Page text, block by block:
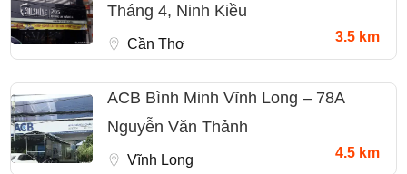
Tháng 4, Ninh Kiều
Cần Thơ 3.5 km
ACB Bình Minh Vĩnh Long – 78A
Nguyễn Văn Thảnh
Vĩnh Long 4.5 km